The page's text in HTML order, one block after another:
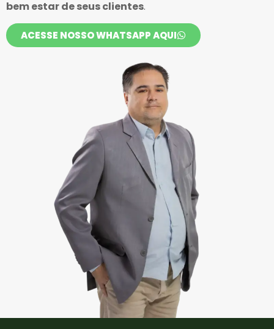
bem estar de seus clientes.
ACESSE NOSSO WHATSAPP AQUI